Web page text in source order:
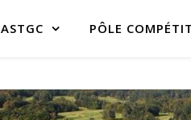
ASTGC PÔLE